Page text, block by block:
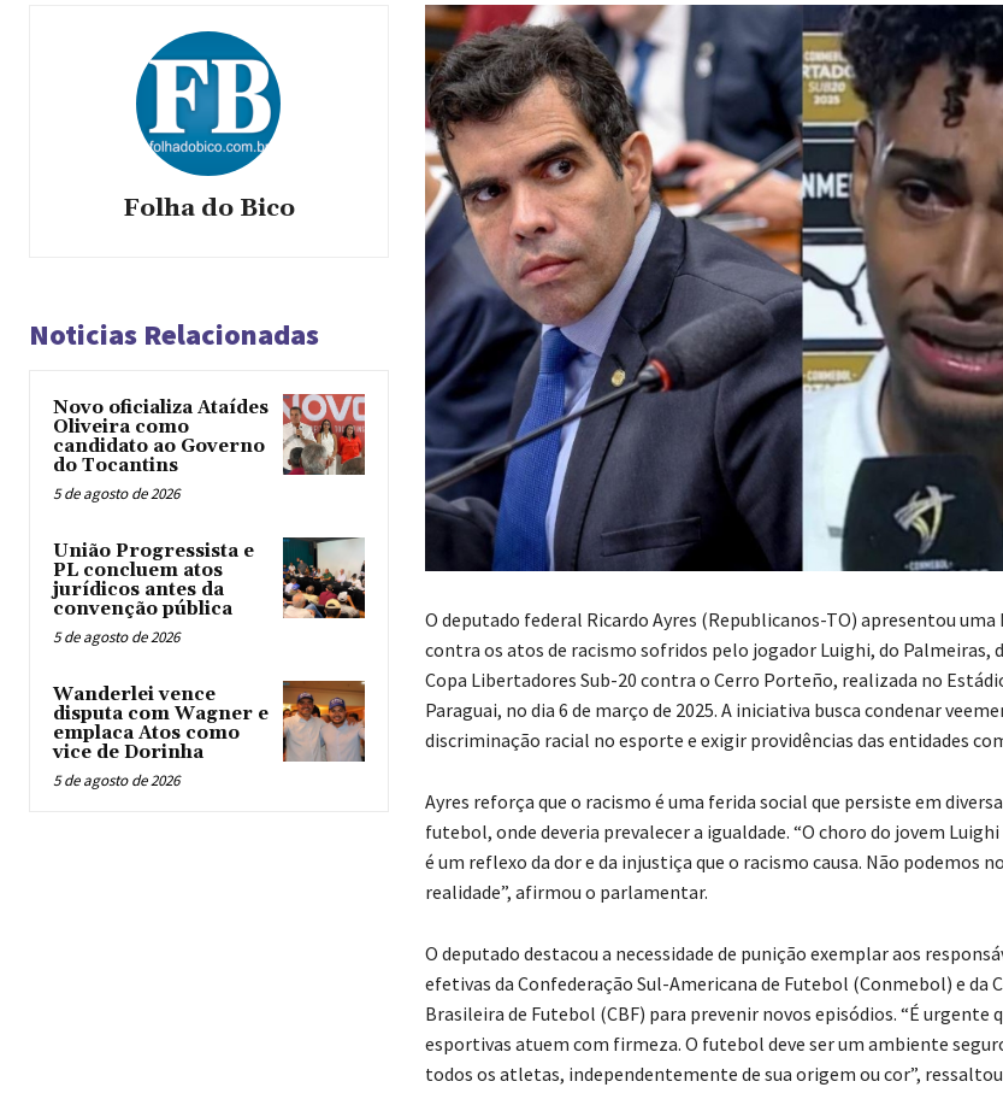
Folha do Bico
Noticias Relacionadas
Novo oficializa Ataídes
Oliveira como
candidato ao Governo
do Tocantins
5 de agosto de 2026
União Progressista e
PL concluem atos
jurídicos antes da
convenção pública
5 de agosto de 2026
Wanderlei vence
disputa com Wagner e
emplaca Atos como
vice de Dorinha
5 de agosto de 2026
O deputado federal Ricardo Ayres (Republicanos-TO) apresentou uma
contra os atos de racismo sofridos pelo jogador Luighi, do Palmeiras,
Copa Libertadores Sub-20 contra o Cerro Porteño, realizada no
Paraguai, no dia 6 de março de 2025. A iniciativa busca condenar
discriminação racial no esporte e exigir providências das entidades
Ayres reforça que o racismo é uma ferida social que persiste em
futebol, onde deveria prevalecer a igualdade. “O choro do jovem
é um reflexo da dor e da injustiça que o racismo causa. Não podemos
realidade”, afirmou o parlamentar.
O deputado destacou a necessidade de punição exemplar aos
efetivas da Confederação Sul-Americana de Futebol (Conmebol) e da
Brasileira de Futebol (CBF) para prevenir novos episódios. “É urgente
esportivas atuem com firmeza. O futebol deve ser um ambiente
todos os atletas, independentemente de sua origem ou cor”,